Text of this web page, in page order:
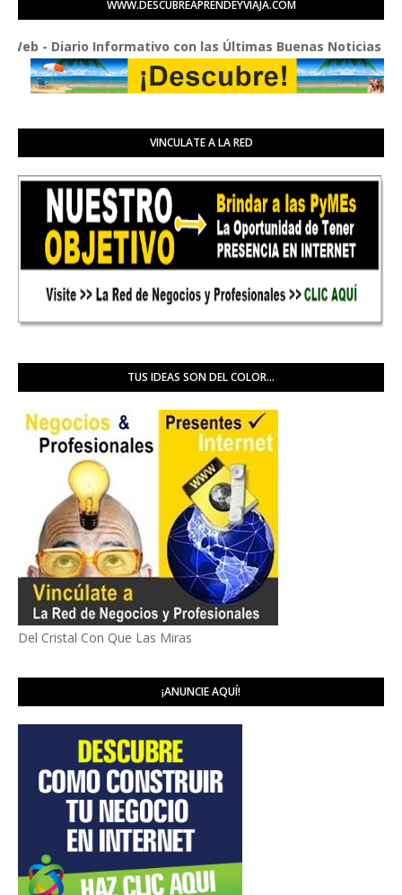
WWW.DESCUBREAPRENDEYVIAJA.COM
Diario Informativo con las Últimas Buenas Noticias de La
VINCULATE A LA RED
TUS IDEAS SON DEL COLOR...
Del Cristal Con Que Las Miras
¡ANUNCIE AQUÍ!